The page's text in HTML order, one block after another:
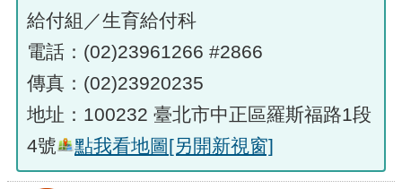
給付組／生育給付科
電話：(02)23961266 #2866
傳真：(02)23920235
地址：100232 臺北市中正區羅斯福路1段
4號
點我看地圖[另開新視窗]